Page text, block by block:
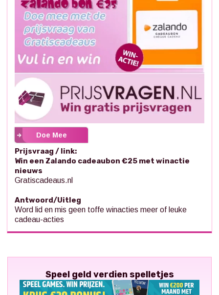
Doe Mee
Prijsvraag / link:
Win een Zalando cadeaubon €25 met winactie
nieuws
Gratiscadeaus.nl
Antwoord/Uitleg
Word lid en mis geen toffe winacties meer of leuke
cadeau-acties
Speel geld verdien spelletjes